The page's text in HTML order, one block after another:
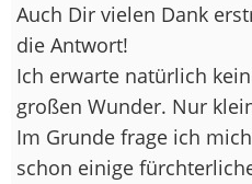
Auch Dir vielen Dank
die Antwort!
Ich erwarte natürlich
großen Wunder. Nur
Im Grunde frage ich
schon einige